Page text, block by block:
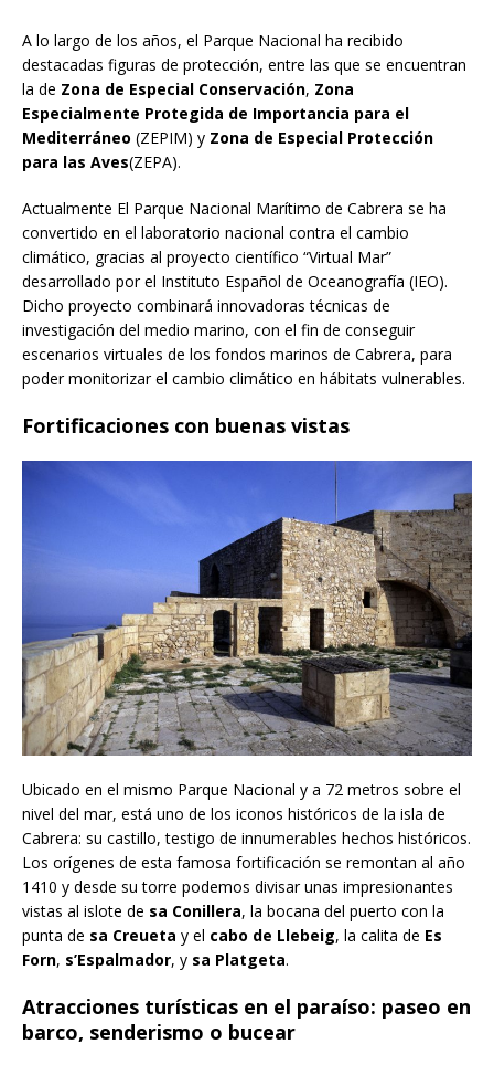
A lo largo de los años, el Parque Nacional ha recibido
destacadas figuras de protección, entre las que se encuentran
la de Zona de Especial Conservación, Zona
Especialmente Protegida de Importancia para el
Mediterráneo (ZEPIM) y Zona de Especial Protección
para las Aves(ZEPA).
Actualmente El Parque Nacional Marítimo de Cabrera se ha
convertido en el laboratorio nacional contra el cambio
climático, gracias al proyecto científico “Virtual Mar”
desarrollado por el Instituto Español de Oceanografía (IEO).
Dicho proyecto combinará innovadoras técnicas de
investigación del medio marino, con el fin de conseguir
escenarios virtuales de los fondos marinos de Cabrera, para
poder monitorizar el cambio climático en hábitats vulnerables.
Fortificaciones con buenas vistas
Ubicado en el mismo Parque Nacional y a 72 metros sobre el
nivel del mar, está uno de los iconos históricos de la isla de
Cabrera: su castillo, testigo de innumerables hechos históricos.
Los orígenes de esta famosa fortificación se remontan al año
1410 y desde su torre podemos divisar unas impresionantes
vistas al islote de sa Conillera, la bocana del puerto con la
punta de sa Creueta y el cabo de Llebeig, la calita de Es
Forn, s’Espalmador, y sa Platgeta.
Atracciones turísticas en el paraíso: paseo en
barco, senderismo o bucear